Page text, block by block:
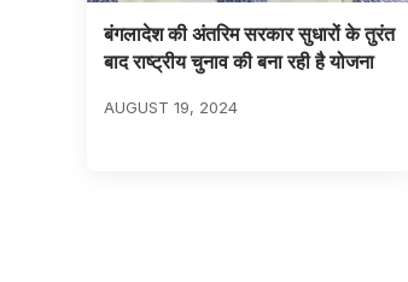
बंगलादेश की अंतरिम सरकार सुधारों के तुरंत
बाद राष्ट्रीय चुनाव की बना रही है योजना
AUGUST 19, 2024